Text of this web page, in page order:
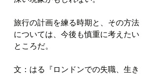
旅行の計画を練る時期と、その方法
については、今後も慎重に考えたい
ところだ。
文：はる『ロンドンでの失職、生き